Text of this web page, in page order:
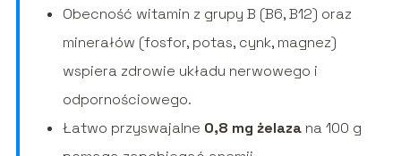
Obecność witamin z grupy B (B6, B12) oraz
minerałów (fosfor, potas, cynk, magnez)
wspiera zdrowie układu nerwowego i
odpornościowego.
Łatwo przyswajalne 0,8 mg żelazana 100 g